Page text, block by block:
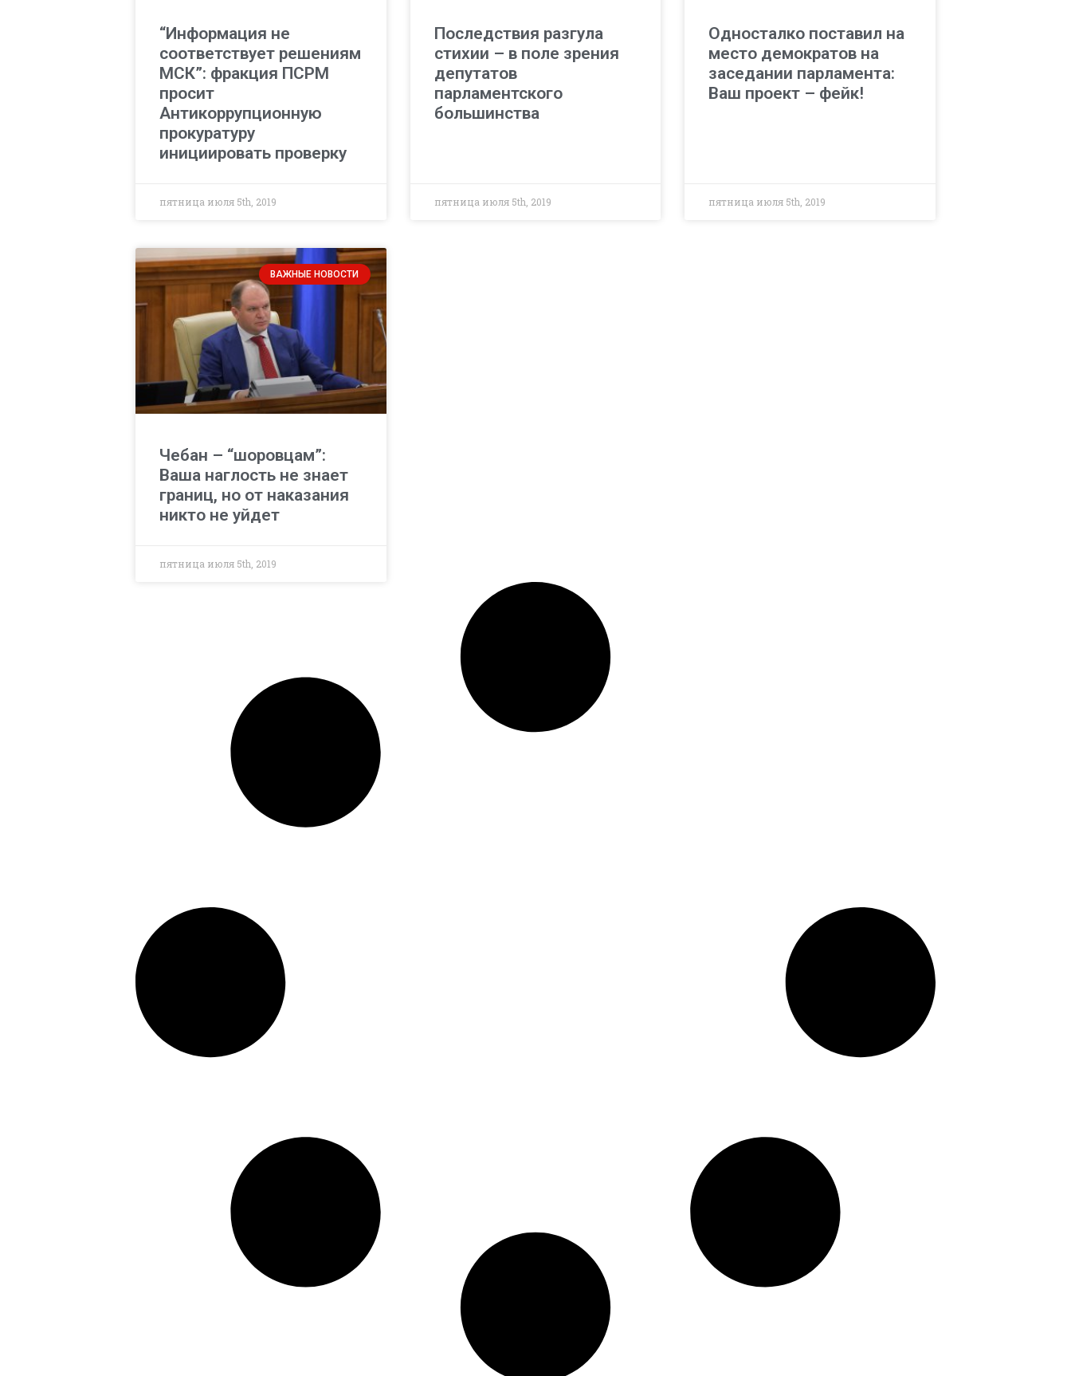
“Информация не
соответствует решениям
МСК”: фракция ПСРМ
просит
Антикоррупционную
прокуратуру
инициировать проверку
пятница июля 5th, 2019
Последствия разгула
стихии – в поле зрения
депутатов
парламентского
большинства
пятница июля 5th, 2019
Односталко поставил на
место демократов на
заседании парламента:
Ваш проект – фейк!
пятница июля 5th, 2019
ВАЖНЫЕ НОВОСТИ
Чебан – “шоровцам”:
Ваша наглость не знает
границ, но от наказания
никто не уйдет
пятница июля 5th, 2019